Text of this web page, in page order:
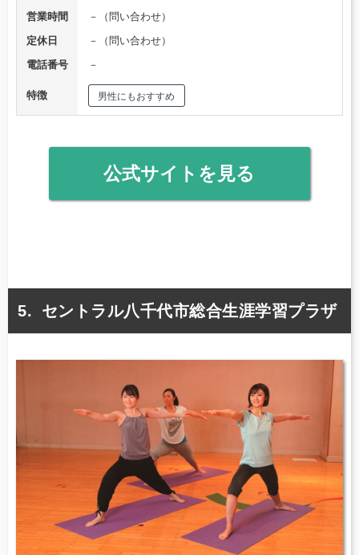
営業時間
－（問い合わせ）
定休日
－（問い合わせ）
電話番号
－
特徴 男性にもおすすめ
公式サイトを見る
セントラル八千代市総合生涯学習プラザ